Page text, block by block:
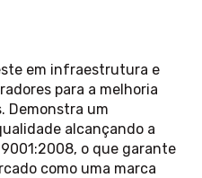
em infraestrutura e
para a melhoria
Demonstra um
alcançando a
o que garante
como uma marca